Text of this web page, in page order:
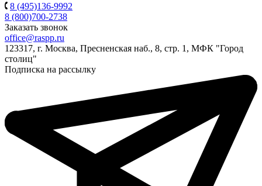
8 (495)136-9992
8 (800)700-2738
Заказать звонок
office@raspp.ru
123317, г. Москва, Пресненская наб., 8, стр. 1, МФК "Город
столиц"
Подписка на рассылку